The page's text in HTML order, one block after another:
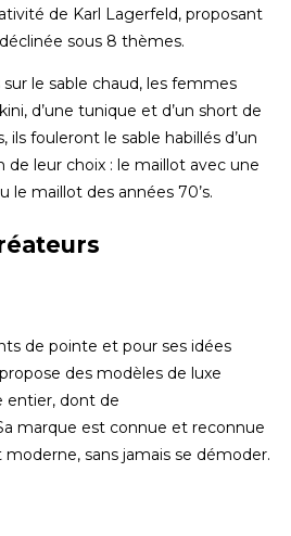
de Karl Lagerfeld, proposant
sous 8 thèmes.
le sable chaud, les femmes
d’une tunique et d’un short de
fouleront le sable habillés d’un
leur choix : le maillot avec une
le maillot des années 70’s.
de pointe et pour ses idées
des modèles de luxe
entier, dont de
marque est connue et reconnue
sans jamais se démoder.